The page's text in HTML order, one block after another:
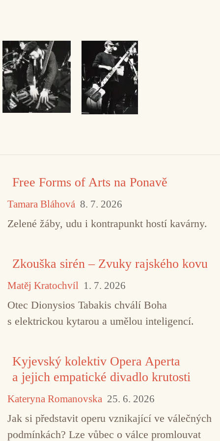
Free Forms of Arts na Ponavě
Tamara Bláhová 8. 7. 2026
Zelené žáby, udu i kontrapunkt hostí kavárny.
Zkouška sirén – Zvuky rajského kovu
Matěj Kratochvíl 1. 7. 2026
Otec Dionysios Tabakis chválí Boha
s elektrickou kytarou a umělou inteligencí.
Kyjevský kolektiv Opera Aperta
a jejich empatické divadlo krutosti
Kateryna Romanovska 25. 6. 2026
Jak si představit operu vznikající ve válečných
podmínkách? Lze vůbec o válce promlouvat